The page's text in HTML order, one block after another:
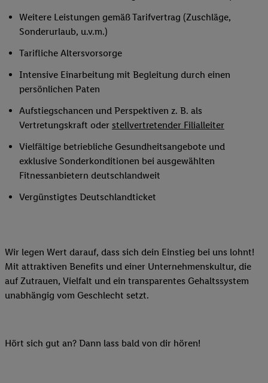
Weitere Leistungen gemäß Tarifvertrag (Zuschläge,
Sonderurlaub, u.v.m.)
Tarifliche Altersvorsorge
Intensive Einarbeitung mit Begleitung durch einen
persönlichen Paten
Aufstiegschancen und Perspektiven z. B. als
Vertretungskraft oder stellvertretender Filialleiter
Vielfältige betriebliche Gesundheitsangebote und
exklusive Sonderkonditionen bei ausgewählten
Fitnessanbietern deutschlandweit
Vergünstigtes Deutschlandticket
Wir legen Wert darauf, dass sich dein Einstieg bei uns lohnt!
Mit attraktiven Benefits und einer Unternehmenskultur, die
auf Zutrauen, Vielfalt und ein transparentes Gehaltssystem
unabhängig vom Geschlecht setzt.
Hört sich gut an? Dann lass bald von dir hören!